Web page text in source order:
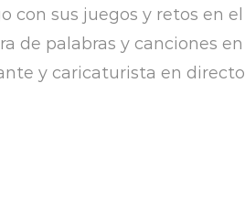
con sus juegos y retos en el
de palabras y canciones en
y caricaturista en directo